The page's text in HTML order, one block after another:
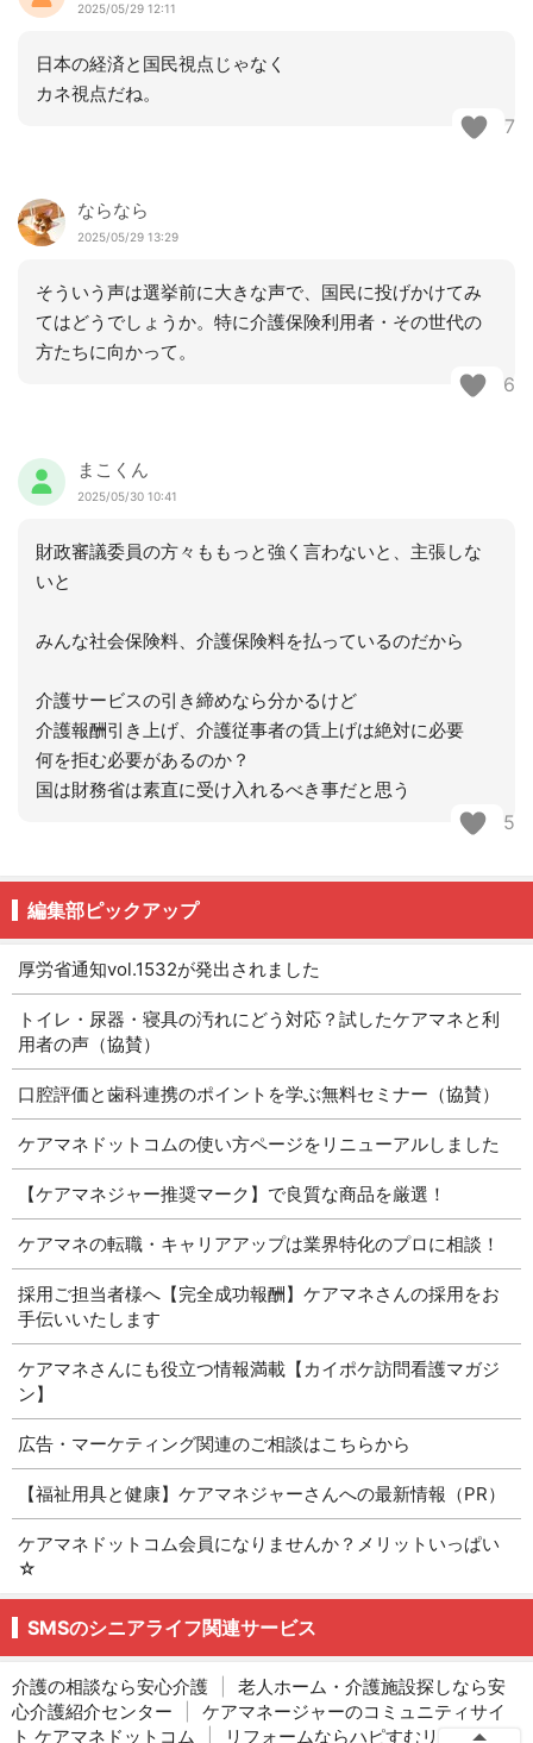
2025/05/29 12:11
日本の経済と国民視点じゃなく
カネ視点だね。
7
ならなら
2025/05/29 13:29
そういう声は選挙前に大きな声で、国民に投げかけてみ
てはどうでしょうか。特に介護保険利用者・その世代の
方たちに向かって。
6
まこくん
2025/05/30 10:41
財政審議委員の方々ももっと強く言わないと、主張しな
いと
みんな社会保険料、介護保険料を払っているのだから
介護サービスの引き締めなら分かるけど
介護報酬引き上げ、介護従事者の賃上げは絶対に必要
何を拒む必要があるのか？
国は財務省は素直に受け入れるべき事だと思う
5
編集部ピックアップ
厚労省通知vol.1532が発出されました
トイレ・尿器・寝具の汚れにどう対応？試したケアマネと利
用者の声（協賛）
口腔評価と歯科連携のポイントを学ぶ無料セミナー（協賛）
ケアマネドットコムの使い方ページをリニューアルしました
【ケアマネジャー推奨マーク】で良質な商品を厳選！
ケアマネの転職・キャリアアップは業界特化のプロに相談！
採用ご担当者様へ【完全成功報酬】ケアマネさんの採用をお
手伝いいたします
ケアマネさんにも役立つ情報満載【カイポケ訪問看護マガジ
ン】
広告・マーケティング関連のご相談はこちらから
【福祉用具と健康】ケアマネジャーさんへの最新情報（PR）
ケアマネドットコム会員になりませんか？メリットいっぱい
☆
SMSのシニアライフ関連サービス
介護の相談なら安心介護
老人ホーム・介護施設探しなら安
心介護紹介センター
ケアマネージャーのコミュニティサイ
ト ケアマネドットコム
リフォームならハピすむリフォー